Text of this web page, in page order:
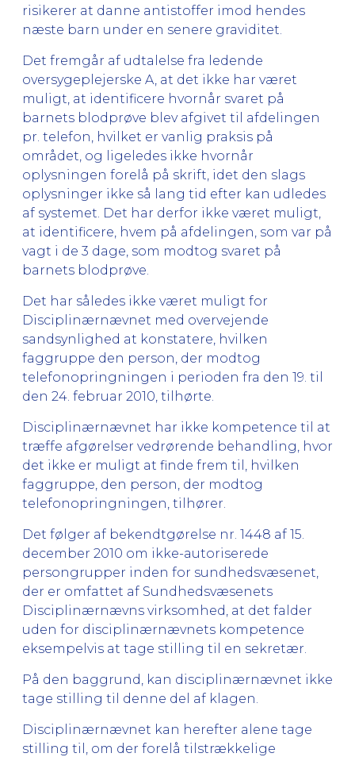
risikerer at danne antistoffer imod hendes
næste barn under en senere graviditet.
Det fremgår af udtalelse fra ledende
oversygeplejerske A, at det ikke har været
muligt, at identificere hvornår svaret på
barnets blodprøve blev afgivet til afdelingen
pr. telefon, hvilket er vanlig praksis på
området, og ligeledes ikke hvornår
oplysningen forelå på skrift, idet den slags
oplysninger ikke så lang tid efter kan udledes
af systemet. Det har derfor ikke været muligt,
at identificere, hvem på afdelingen, som var på
vagt i de 3 dage, som modtog svaret på
barnets blodprøve.
Det har således ikke været muligt for
Disciplinærnævnet med overvejende
sandsynlighed at konstatere, hvilken
faggruppe den person, der modtog
telefonopringningen i perioden fra den 19. til
den 24. februar 2010, tilhørte.
Disciplinærnævnet har ikke kompetence til at
træffe afgørelser vedrørende behandling, hvor
det ikke er muligt at finde frem til, hvilken
faggruppe, den person, der modtog
telefonopringningen, tilhører.
Det følger af bekendtgørelse nr. 1448 af 15.
december 2010 om ikke-autoriserede
persongrupper inden for sundhedsvæsenet,
der er omfattet af Sundhedsvæsenets
Disciplinærnævns virksomhed, at det falder
uden for disciplinærnævnets kompetence
eksempelvis at tage stilling til en sekretær.
På den baggrund, kan disciplinærnævnet ikke
tage stilling til denne del af klagen.
Disciplinærnævnet kan herefter alene tage
stilling til, om der forelå tilstrækkelige